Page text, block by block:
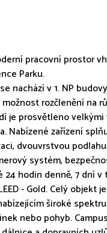
pracovní prostor
Parku.
nachází v 1. NP
rozčlenění na
je prosvětleno
Nabízené zařízení
dvouvrstvou
systém,
hodin denně, 7 dní
- Gold. Celý objekt
široké
nebo pohyb.